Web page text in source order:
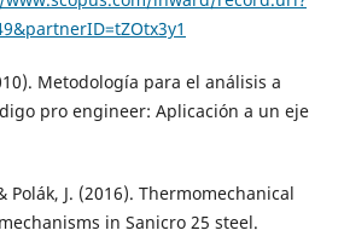
Metodología para el análisis a
pro engineer: Aplicación a un eje
Polák, J. (2016). Thermomechanical
in Sanicro 25 steel.